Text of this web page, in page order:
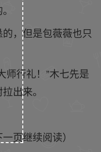
，但是包薇薇也只
师行礼！”木七先是
出来。
页继续阅读）